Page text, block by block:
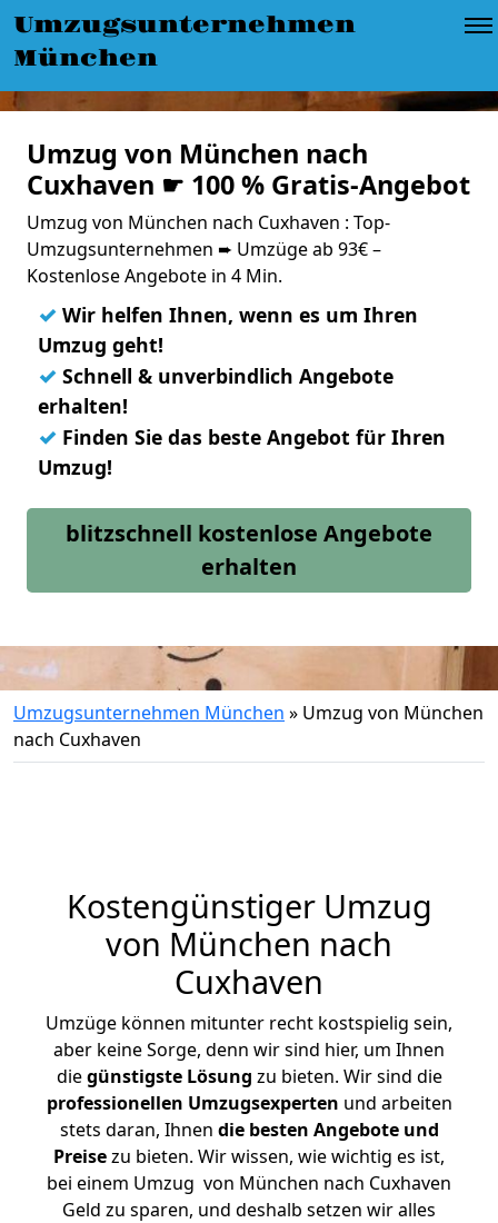
Umzugsunternehmen
München
Umzug von München nach
Cuxhaven ☛ 100 % Gratis-Angebot
Umzug von München nach Cuxhaven : Top-
Umzugsunternehmen ➨ Umzüge ab 93€ –
Kostenlose Angebote in 4 Min.
✓ Wir helfen Ihnen, wenn es um Ihren
Umzug geht!
✓ Schnell & unverbindlich Angebote
erhalten!
✓ Finden Sie das beste Angebot für Ihren
Umzug!
blitzschnell kostenlose Angebote
erhalten
Umzugsunternehmen München » Umzug von München
nach Cuxhaven
Kostengünstiger Umzug
von München nach
Cuxhaven
Umzüge können mitunter recht kostspielig sein,
aber keine Sorge, denn wir sind hier, um Ihnen
diegünstigste Lösung zu bieten. Wir sind die
professionellen Umzugsexperten und arbeiten
stets daran, Ihnen die besten Angebote und
Preisezu bieten. Wir wissen, wie wichtig es ist,
bei einem Umzug von München nach Cuxhaven
Geld zu sparen, und deshalb setzen wir alles